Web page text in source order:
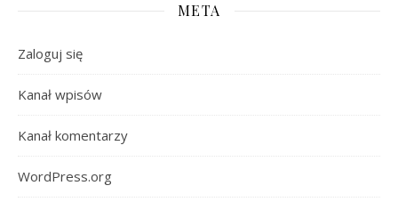
META
Zaloguj się
Kanał wpisów
Kanał komentarzy
WordPress.org